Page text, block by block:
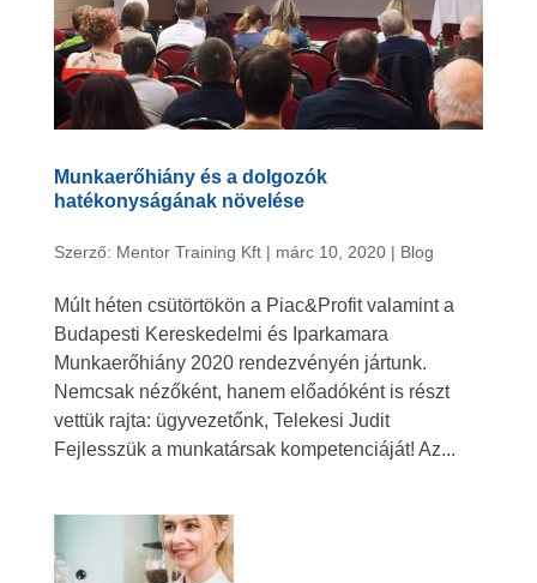
Munkaerőhiány és a dolgozók
hatékonyságának növelése
Szerző: Mentor Training Kft| márc 10, 2020| Blog
Múlt héten csütörtökön a Piac&Profit valamint a
Budapesti Kereskedelmi és Iparkamara
Munkaerőhiány 2020 rendezvényén jártunk.
Nemcsak nézőként, hanem előadóként is részt
vettük rajta: ügyvezetőnk, Telekesi Judit
Fejlesszük a munkatársak kompetenciáját! Az...